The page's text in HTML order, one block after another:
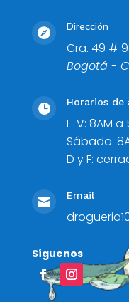
 Dirección
Cra. 49 #
Bogotá -
 Horarios de
L-V: 8AM a
Sábado:
D y F:
 Email
Síguenos